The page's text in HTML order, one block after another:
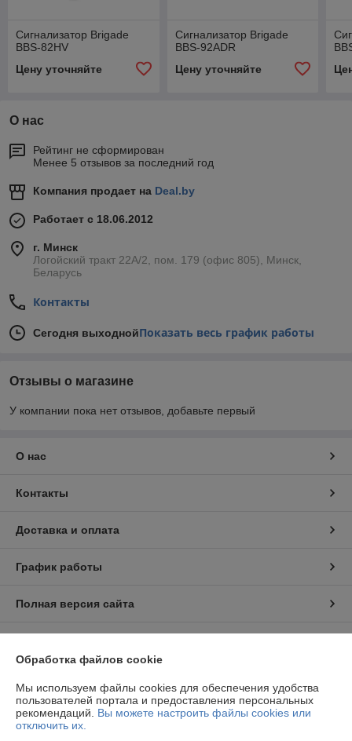
Сигнализатор Brigade
BBS-82HV
Цену уточняйте
Сигнализатор Brigade
BBS-92ADR
Цену уточняйте
О нас
Рейтинг не сформирован
Менее 5 отзывов за последний год
Компания продает на Deal.by
Работает с 18.06.2012
г. Минск
Логойский тракт 22А/2, пом. 179 (офис 805), Минск,
Беларусь
Контакты
Сегодня выходнойПоказать весь график работы
Отзывы о магазине
У компании пока нет отзывов, добавьте первый
О нас
Контакты
Доставка и оплата
График работы
Полная версия сайта
Информация для покупателя
Обработка файлов cookie
Мы используем файлы cookies для обеспечения удобства
пользователей портала и предоставления персональных
рекомендаций. Вы можете настроить файлы cookies или
отключить их.